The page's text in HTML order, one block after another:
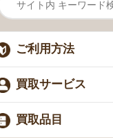
ご利用方法
買取サービス
買取品目